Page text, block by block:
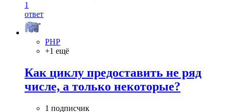
1
ответ
PHP
+1 ещё
Как циклу предоставить не ряд
числе, а только некоторые?
1 подписчик